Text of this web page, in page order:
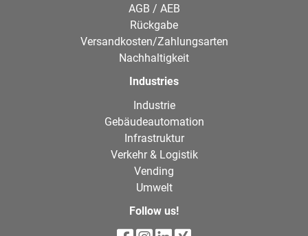
AGB / AEB
Rückgabe
Versandkosten/Zahlungsarten
Nachhaltigkeit
Industries
Industrie
Gebäudeautomation
Infrastruktur
Verkehr & Logistik
Vending
Umwelt
Follow us!